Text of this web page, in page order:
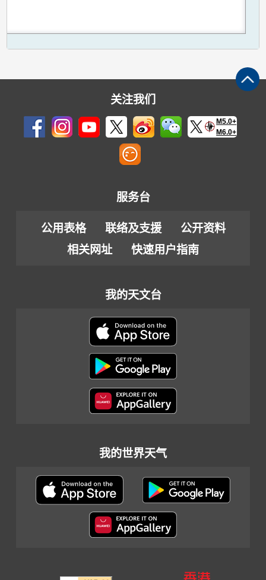
关注我们
M5.0+
M6.0+
服务台
公用表格 联络及支援
公开资料
相关网址
快速用户指南
我的天文台
我的世界天气